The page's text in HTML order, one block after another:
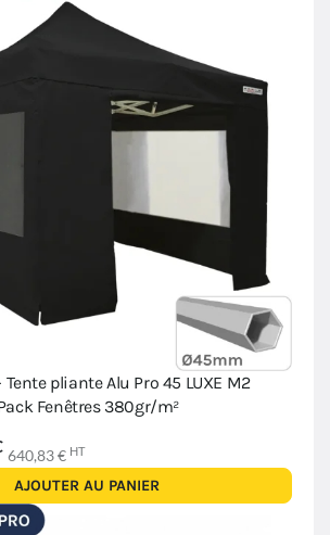
pliante Alu Pro 45 LUXE M2
Fenêtres 380gr/m²
640,83 € HT
AJOUTER AU PANIER